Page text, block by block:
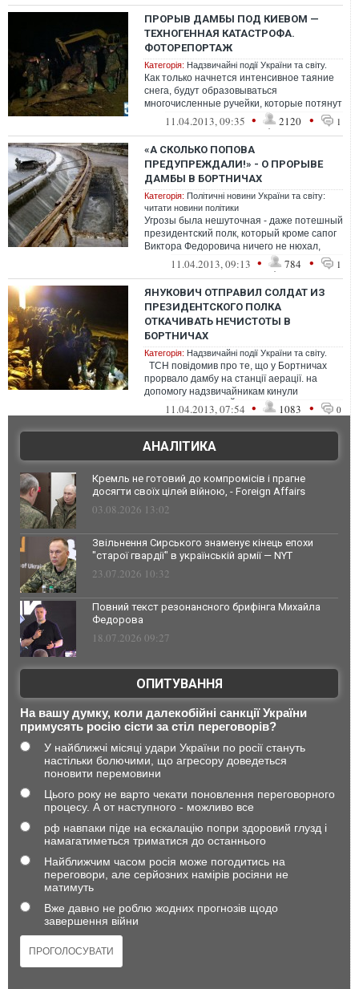
ПРОРЫВ ДАМБЫ ПОД КИЕВОМ —
ТЕХНОГЕННАЯ КАТАСТРОФА.
ФОТОРЕПОРТАЖ
Категорія: Надзвичайні події України та світу.
Как только начнется интенсивное таяние
снега, будут образовываться
многочисленные ручейки, которые потянут
грунт с дамб. Если размыв дамбы
11.04.2013, 09:35 • 2120 • 1
«А СКОЛЬКО ПОПОВА
ПРЕДУПРЕЖДАЛИ!» - О ПРОРЫВЕ
ДАМБЫ В БОРТНИЧАХ
Категорія: Політичні новини України та світу:
читати новини політики
Угрозы была нешуточная - даже потешный
президентский полк, который кроме сапог
Виктора Федоровича ничего не нюхал,
насладился «ароматом родины&r...
11.04.2013, 09:13 • 784 • 1
ЯНУКОВИЧ ОТПРАВИЛ СОЛДАТ ИЗ
ПРЕЗИДЕНТСКОГО ПОЛКА
ОТКАЧИВАТЬ НЕЧИСТОТЫ В
БОРТНИЧАХ
Категорія: Надзвичайні події України та світу.
ТСН повідомив про те, що у Бортничах
прорвало дамбу на станції аерації. на
допомогу надзвичайникам кинули
ПРЕЗИДЕНТСЬКИЙ ПОЛК !!!! обличчя дер...
11.04.2013, 07:54 • 1083 • 0
АНАЛІТИКА
Кремль не готовий до компромісів і прагне
досягти своїх цілей війною, - Foreign Affairs
03.08.2026 13:02
Звільнення Сирського знаменує кінець епохи
"старої гвардії" в українській армії — NYT
23.07.2026 10:32
Повний текст резонансного брифінга Михайла
Федорова
18.07.2026 09:27
ОПИТУВАННЯ
На вашу думку, коли далекобійні санкції України
примусять росію сісти за стіл переговорів?
У найближчі місяці удари України по росії стануть
настільки болючими, що агресору доведеться
поновити перемовини
Цього року не варто чекати поновлення переговорного
процесу. А от наступного - можливо все
рф навпаки піде на ескалацію попри здоровий глузд і
намагатиметься триматися до останнього
Найближчим часом росія може погодитись на
переговори, але серйозних намірів росіяни не
матимуть
Вже давно не роблю жодних прогнозів щодо
завершення війни